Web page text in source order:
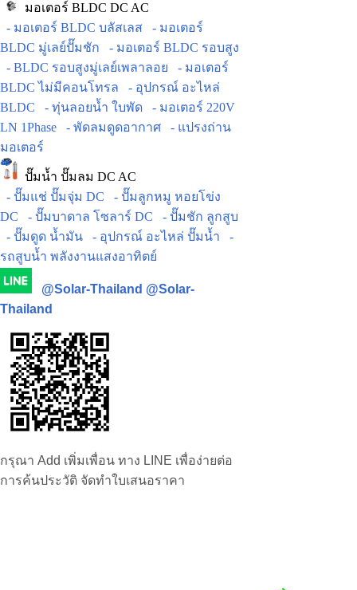
มอเตอร์ BLDC DC AC
- มอเตอร์ BLDC บลัสเลส
- มอเตอร์
BLDC มู่เลย์ปั๊มชัก
- มอเตอร์ BLDC รอบสูง
- BLDC รอบสูงมู่เลย์เพลาลอย
- มอเตอร์
BLDC ไม่มีคอนโทรล
- อุปกรณ์ อะไหล่
BLDC
- ทุ่นลอยน้ำ ใบพัด
- มอเตอร์ 220V
LN 1Phase
- พัดลมดูดอากาศ
- แปรงถ่าน
มอเตอร์
ปั๊มน้ำ ปั๊มลม DC AC
- ปั๊มแช่ ปั๊มจุ่ม DC
- ปั๊มลูกหมู หอยโข่ง
DC
- ปั๊มบาดาล โซลาร์ DC
- ปั๊มชัก ลูกสูบ
- ปั๊มดูด น้ำมัน
- อุปกรณ์ อะไหล่ ปั๊มน้ำ
-
รถสูบน้ำ พลังงานแสงอาทิตย์
@Solar-Thailand @Solar-
Thailand
กรุณา Add เพิ่มเพื่อน ทาง LINE เพื่อง่ายต่อ
การค้นประวัติ จัดทำใบเสนอราคา